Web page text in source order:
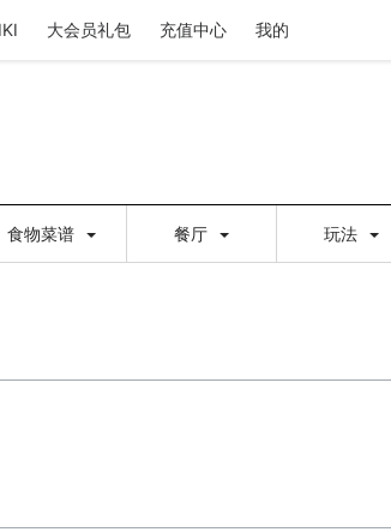
大会员礼包 充值中心 我的
食物菜谱 餐厅 玩法